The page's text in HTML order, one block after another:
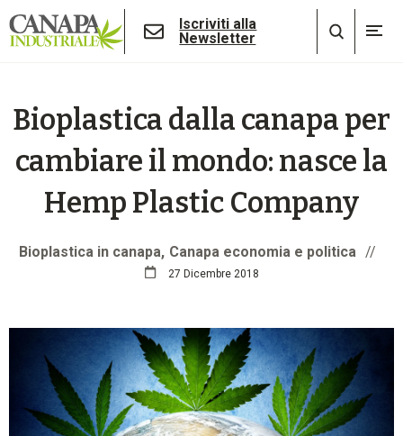
Iscriviti alla
Newsletter
Bioplastica dalla canapa per
cambiare il mondo: nasce la
Hemp Plastic Company
Bioplastica in canapa Canapa economia e politica //
27 Dicembre 2018